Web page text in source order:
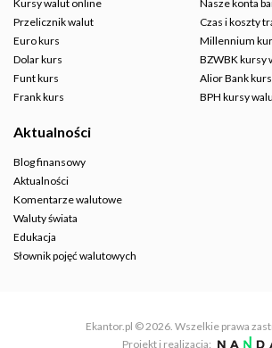
Kursy walut online
Przelicznik walut
Euro kurs
Dolar kurs
Funt kurs
Frank kurs
Nasze konta
Czas i koszty
Millennium
BZWBK kursy
Alior Bank
BPH kursy
Aktualności
Blog finansowy
Aktualności
Komentarze walutowe
Waluty świata
Edukacja
Słownik pojęć walutowych
Ekantor.pl © 2026. Wszelkie prawa
Projekt i realizacja: